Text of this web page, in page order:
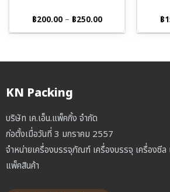
฿200.00 – ฿250.00Price
฿200.00
฿
KN Packing
บริษัท เค.เอ็น.แพ็คกิ้ง จำกัด
ก่อตั้งเมื่อวันที่ 3 มกราคม 2557
จำหน่ายเครื่องบรรจุภัณฑ์ เครื่องบรรจุ เครื่องซีล
แพ็คสินค้า